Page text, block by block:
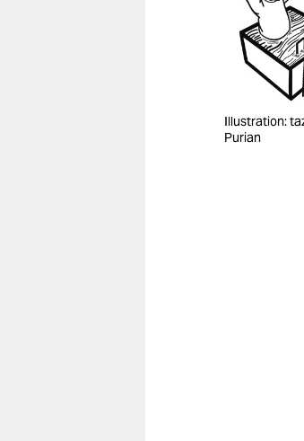
Illustration:
Purian